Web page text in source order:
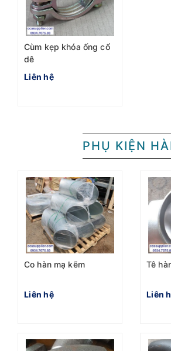
Cùm kẹp khóa ống cổ
dê
Liên hệ
PHỤ KIỆN
Co hàn mạ kẽm
Liên hệ
Tê
Liên